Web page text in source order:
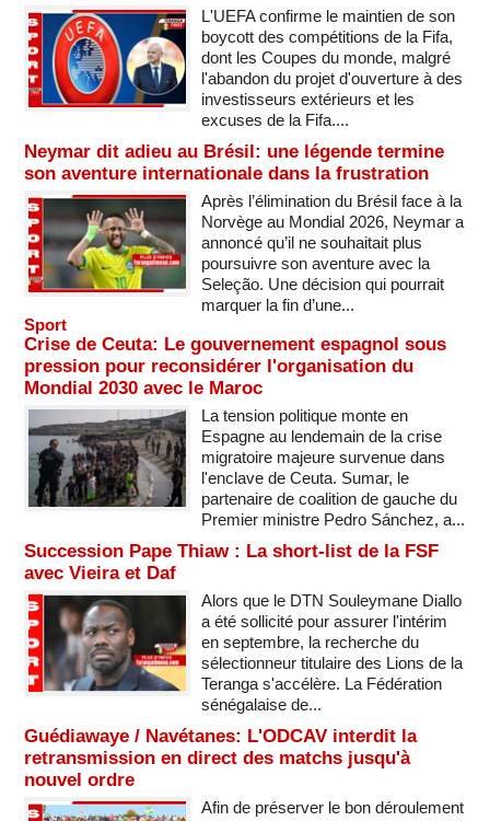
L'UEFA confirme le maintien de son
boycott des compétitions de la Fifa,
dont les Coupes du monde, malgré
l'abandon du projet d'ouverture à des
investisseurs extérieurs et les
excuses de la Fifa....
Neymar dit adieu au Brésil: une légende termine
son aventure internationale dans la frustration
Après l’élimination du Brésil face à la
Norvège au Mondial 2026, Neymar a
annoncé qu’il ne souhaitait plus
poursuivre son aventure avec la
Seleção. Une décision qui pourrait
marquer la fin d’une...
Sport
Crise de Ceuta: Le gouvernement espagnol sous
pression pour reconsidérer l'organisation du
Mondial 2030 avec le Maroc
La tension politique monte en
Espagne au lendemain de la crise
migratoire majeure survenue dans
l'enclave de Ceuta. Sumar, le
partenaire de coalition de gauche du
Premier ministre Pedro Sánchez, a...
Succession Pape Thiaw : La short-list de la FSF
avec Vieira et Daf
Alors que le DTN Souleymane Diallo
a été sollicité pour assurer l'intérim
en septembre, la recherche du
sélectionneur titulaire des Lions de la
Teranga s'accélère. La Fédération
sénégalaise de...
Guédiawaye / Navétanes: L'ODCAV interdit la
retransmission en direct des matchs jusqu'à
nouvel ordre
Afin de préserver le bon déroulement